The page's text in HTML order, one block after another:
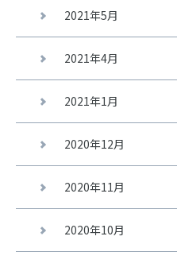
2021年5月
2021年4月
2021年1月
2020年12月
2020年11月
2020年10月